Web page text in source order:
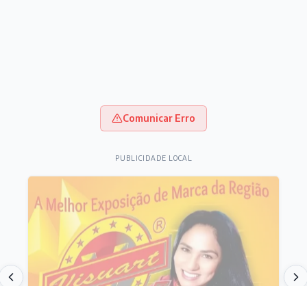
Comunicar Erro
PUBLICIDADE LOCAL